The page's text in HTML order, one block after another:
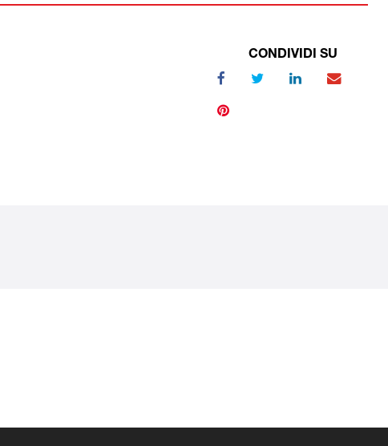
CONDIVIDI SU